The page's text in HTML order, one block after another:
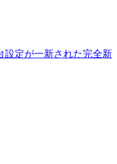
設定が一新された完全新